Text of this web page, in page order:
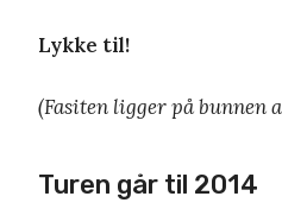
Lykke til!
(Fasiten ligger på bunnen
Turen går til 2014